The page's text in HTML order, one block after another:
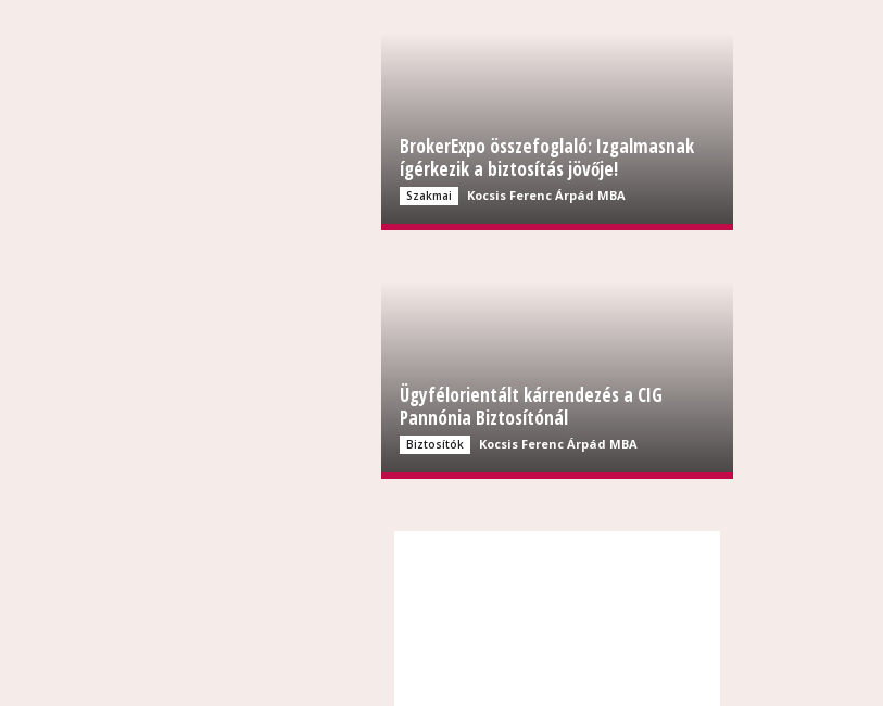
BrokerExpo összefoglaló: Izgalmasnak
ígérkezik a biztosítás jövője!
Szakmai Kocsis Ferenc Árpád MBA
Ügyfélorientált kárrendezés a CIG
Pannónia Biztosítónál
Biztosítók Kocsis Ferenc Árpád MBA